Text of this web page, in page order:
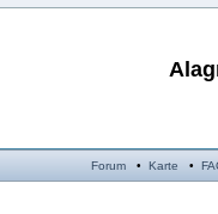
Forum• Karte •